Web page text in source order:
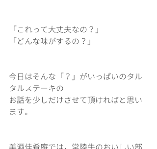
「これって大丈夫なの？」
「どんな味がするの？」
今日はそんな「？」がいっぱいのタル
タルステーキの
お話を少しだけさせて頂ければと思い
ます。